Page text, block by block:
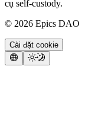
cụ self-custody.
© 2026 Epics DAO
Cài đặt cookie